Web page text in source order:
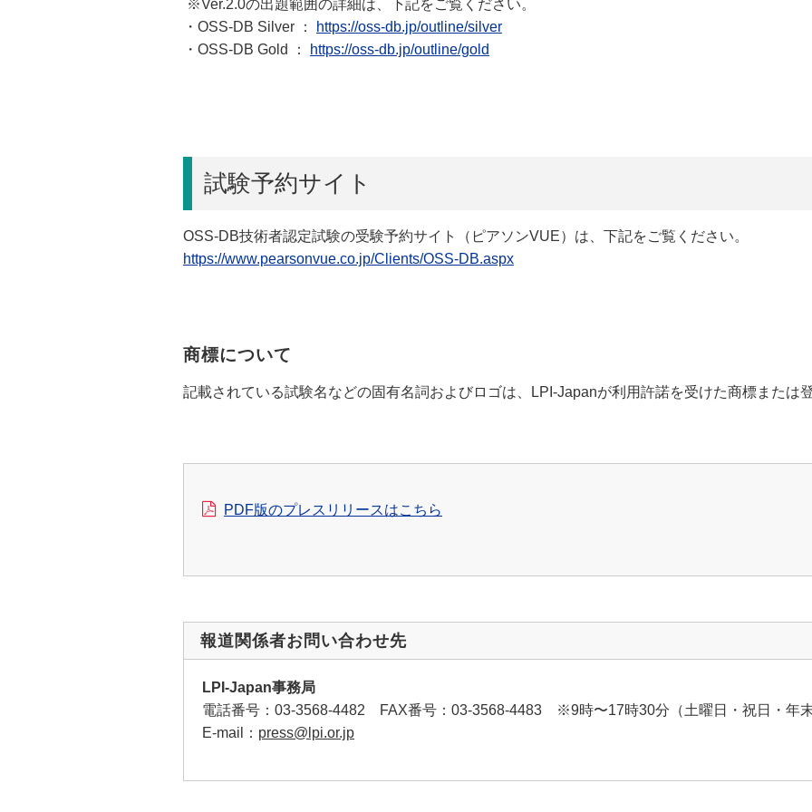
※Ver.2.0の出題範囲の詳細は、下記をご覧ください。
・OSS-DB Silver ：
https://oss-db.jp/outline/silver
・OSS-DB Gold ：
https://oss-db.jp/outline/gold
試験予約サイト
OSS-DB技術者認定試験の受験予約サイト（ピアソンVUE）は、下記をご覧ください。
https://www.pearsonvue.co.jp/Clients/OSS-DB.aspx
商標について
記載されている試験名などの固有名詞およびロゴは、LPI-Japanが利用許諾を受けた商標または
PDF版のプレスリリースはこちら
報道関係者お問い合わせ先
LPI-Japan事務局
電話番号：03-3568-4482 FAX番号：03-3568-4483 ※9時〜17時30分（土曜日・祝日・年末
E-mail： press@lpi.or.jp